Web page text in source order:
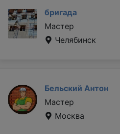
бригада
Мастер
Челябинск
Бельский Антон
Мастер
Москва